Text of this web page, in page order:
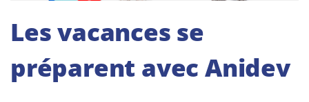
Les vacances se
préparent avec Anidev